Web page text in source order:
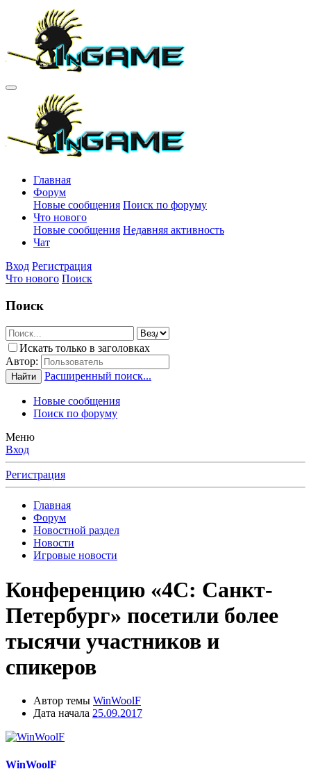
Главная
Форум
Новые сообщения Поиск по форуму
Что нового
Новые сообщения Недавняя активность
Чат
Вход Регистрация
Что нового Поиск
Поиск
Искать только в заголовках
Автор:
Найти Расширенный поиск...
Новые сообщения
Поиск по форуму
Меню
Вход
Регистрация
Главная
Форум
Новостной раздел
Новости
Игровые новости
Конференцию «4С: Санкт-
Петербург» посетили более
тысячи участников и
спикеров
Автор темы WinWoolF
Дата начала 25.09.2017
WinWoolF